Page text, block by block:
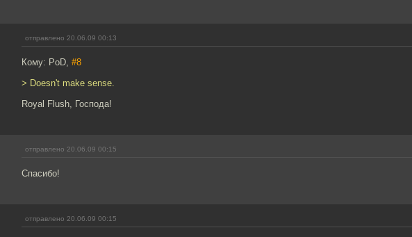
отправлено 20.06.09 00:13
Кому: PoD, #8
> Doesn't make sense.
Royal Flush, Господа!
отправлено 20.06.09 00:15
Спасибо!
отправлено 20.06.09 00:15